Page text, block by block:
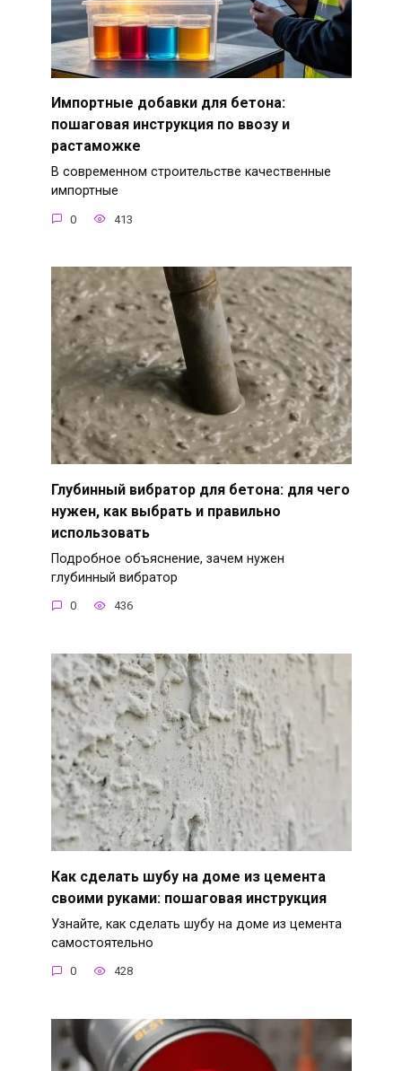
Импортные добавки для бетона:
пошаговая инструкция по ввозу и
растаможке
В современном строительстве качественные
импортные
0 413
Глубинный вибратор для бетона: для чего
нужен, как выбрать и правильно
использовать
Подробное объяснение, зачем нужен
глубинный вибратор
0 436
Как сделать шубу на доме из цемента
своими руками: пошаговая инструкция
Узнайте, как сделать шубу на доме из цемента
самостоятельно
0 428